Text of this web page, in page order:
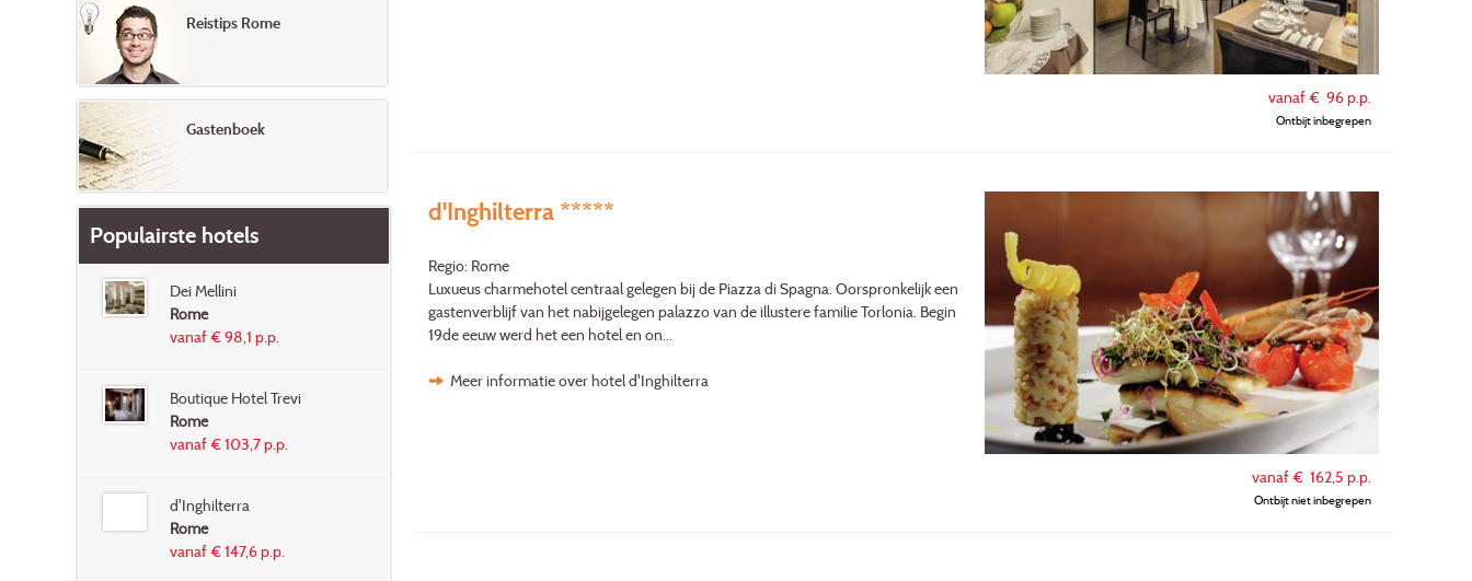
vanaf € 96p.p.
Ontbijt inbegrepen
vanaf € 162,5 p.p.
Ontbijt niet inbegrepen
d'Inghilterra *****
Regio: Rome
Luxueus charmehotel centraal gelegen bij de Piazza di Spagna. Oorspronkelijk een
gastenverblijf van het nabijgelegen palazzo van de illustere familie Torlonia. Begin
19de eeuw werd het een hotel en on...
Meer informatie over hotel d'Inghilterra
Reistips Rome
Gastenboek
Populairste hotels
Dei Mellini
Rome
vanaf € 98,1 p.p.
Boutique Hotel Trevi
Rome
vanaf € 103,7 p.p.
d'Inghilterra
Rome
vanaf € 147,6 p.p.